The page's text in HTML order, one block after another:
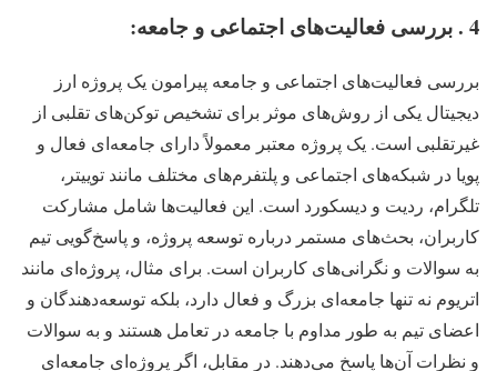
4 . بررسی فعالیت‌های اجتماعی و جامعه:
بررسی فعالیت‌های اجتماعی و جامعه پیرامون یک پروژه ارز
دیجیتال یکی از روش‌های موثر برای تشخیص توکن‌های تقلبی از
غیرتقلبی است. یک پروژه معتبر معمولاً دارای جامعه‌ای فعال و
پویا در شبکه‌های اجتماعی و پلتفرم‌های مختلف مانند توییتر،
تلگرام، ردیت و دیسکورد است. این فعالیت‌ها شامل مشارکت
کاربران، بحث‌های مستمر درباره توسعه پروژه، و پاسخ‌گویی تیم
به سوالات و نگرانی‌های کاربران است. برای مثال، پروژه‌ای مانند
اتریوم نه تنها جامعه‌ای بزرگ و فعال دارد، بلکه توسعه‌دهندگان و
اعضای تیم به طور مداوم با جامعه در تعامل هستند و به سوالات
و نظرات آن‌ها پاسخ می‌دهند. در مقابل، اگر پروژه‌ای جامعه‌ای